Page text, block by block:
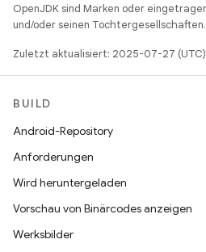
OpenJDK sind Marken oder
und/oder seinen Tochtergesellschaften.
Zuletzt aktualisiert: 2025-07-27
BUILD
Android-Repository
Anforderungen
Wird heruntergeladen
Vorschau von Binärcodes anzeigen
Werksbilder